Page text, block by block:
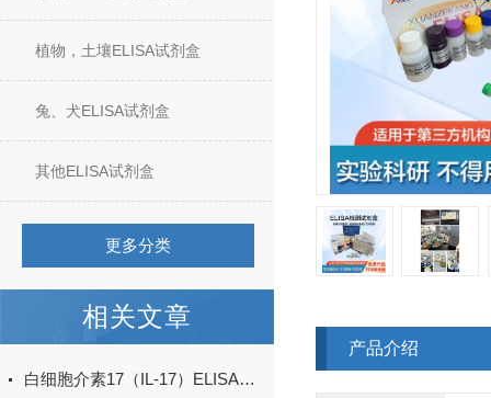
植物，土壤ELISA试剂盒
兔、犬ELISA试剂盒
其他ELISA试剂盒
更多分类
相关文章
白细胞介素17（IL-17）ELISA试剂盒的特点及优势
产品介绍